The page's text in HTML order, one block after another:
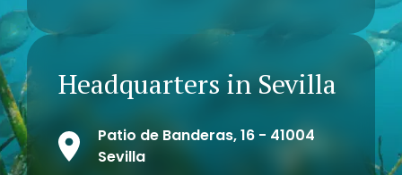
Headquarters in Sevilla
Patio de Banderas, 16 - 41004
Sevilla